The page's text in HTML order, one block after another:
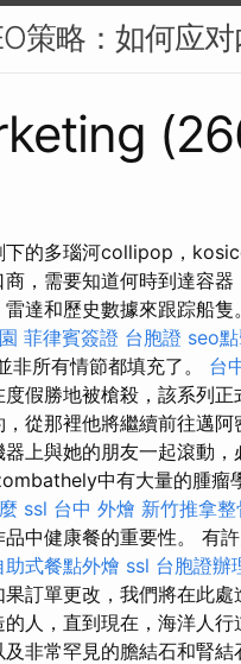
策略：如何应
的多瑙河collipop，
，需要知道何時到達容
達和歷史數據來跟踪船
菲律賓簽證 台胞證 seo
非所有情節都填充了。 台
假勝地被槍殺，該系列正
，從那裡他將繼續前往邁
上與她的朋友一起滾動，
中有大量的腫瘤
ssl 台中 外燴 新竹推拿
中健康餐的重要性。 有
助式餐點外燴 ssl 台胞證辦
訂單更改，我們將在此處
人，直到現在，海洋人
非常罕見的膽結石和腎結